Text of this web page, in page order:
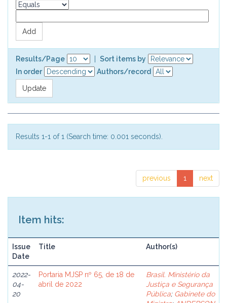
Results/Page
Sort items by
In order
Authors/record
Results 1-1 of 1 (Search time: 0.001 seconds).
previous 1 next
Item hits:
Issue
Date
Title Author(s)
2022-
04-
20
Portaria MJSP nº 65, de 18 de
abril de 2022
Brasil. Ministério da
Justiça e Segurança
Pública; Gabinete do